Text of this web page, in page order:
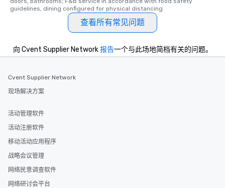
guidelines, dining configured for physical distancing
查看所有常见问题
向 Cvent Supplier Network报告一个与此场地简档有关的问题。
Cvent Supplier Network
现场解决方案
活动管理软件
活动注册软件
移动活动应用程序
战略会议管理
网络民意调查软件
网络研讨会平台